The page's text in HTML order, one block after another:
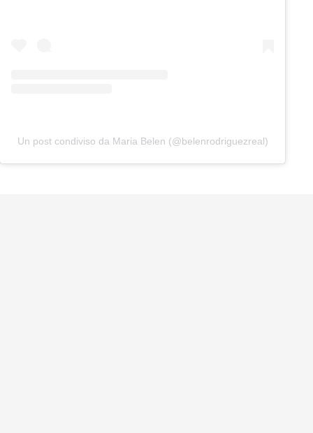
Un post condiviso da Maria Belen (@belenrodriguezreal)